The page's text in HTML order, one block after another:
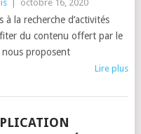
octobre 16, 2020
à la recherche d’activités
du contenu offert par le
nous proposent
Lire plus